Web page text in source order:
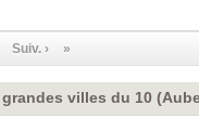
Suiv. › »
villes du 10